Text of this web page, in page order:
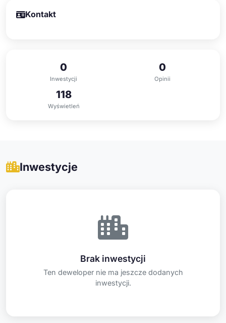
Kontakt
0
Inwestycji
0
Opinii
118
Wyświetleń
Inwestycje
Brak inwestycji
Ten deweloper nie ma jeszcze dodanych
inwestycji.